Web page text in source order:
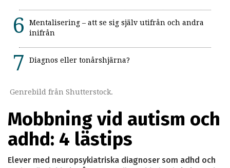
Mentalisering – att se sig själv utifrån och andra
inifrån
Diagnos eller tonårshjärna?
Genrebild från Shutterstock.
Mobbning vid autism och
adhd: 4 lästips
Elever med neuropsykiatriska diagnoser som adhd och